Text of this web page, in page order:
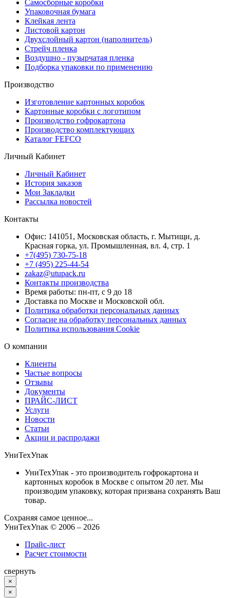
Самосборные коробки
Упаковочная бумага
Клейкая лента
Листовой картон
Двухслойный картон (наполнитель)
Стрейч пленка
Воздушно - пузырчатая пленка
Подборка упаковки по применению
Производство
Изготовление картонных коробок
Картонные коробки с логотипом
Производство гофрокартона
Производство комплектующих
Каталог FEFCO
Личный Кабинет
Личный Кабинет
История заказов
Мои Закладки
Рассылка новостей
Контакты
Офис: 141051, Московская область, г. Мытищи, д.
Красная горка, ул. Промышленная, вл. 4, стр. 1
+7(495) 730-75-18
+7 (495) 225-44-54
zakaz@utupack.ru
Контакты производства
Время работы: пн-пт, с 9 до 18
Доставка по Москве и Московской обл.
Политика обработки персональных данных
Согласие на обработку персональных данных
Политика использования Cookie
О компании
Клиенты
Частые вопросы
Отзывы
Документы
ПРАЙС-ЛИСТ
Услуги
Новости
Статьи
Акции и распродажи
УниТехУпак
УниТехУпак - это производитель гофрокартона и
картонных коробок в Москве с опытом 20 лет. Мы
производим упаковку, которая призвана сохранять Ваш
товар.
Сохраняя самое ценное...
УниТехУпак © 2006 – 2026
Прайс-лист
Расчет стоимости
свернуть
×
×